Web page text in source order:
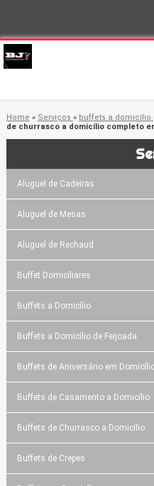
Home » Serviços » buffets a domicílio
de churrasco a domicílio completo
Aluguel de Cadeiras
Aluguel de Mesas
Aluguel de Rechaud
Buffet Domicíliares
Buffets a Domicílio
Buffets a Domicílio de Feijoada
Buffets de Aniversário em
Buffets de Casamento a Domicílio
Buffets de Churrasco a Domicílio
Buffets de Crepes